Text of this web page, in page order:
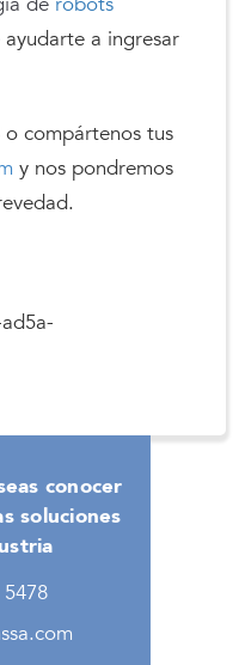
a ingresar
o compártenos tus
y nos pondremos
conocer
soluciones